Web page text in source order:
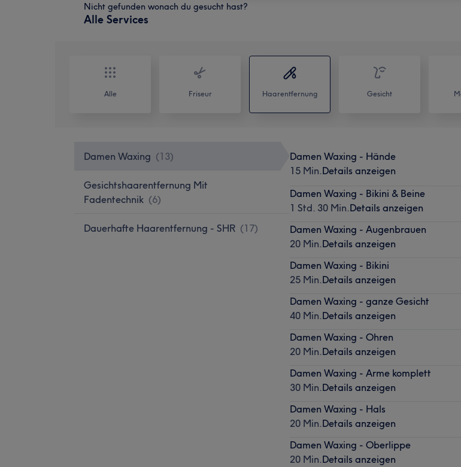
Nicht gefunden wonach du gesucht hast?
Alle Services
Alle Friseur Haarentfernung Gesicht
Damen Waxing (13)
Gesichtshaarentfernung Mit
Fadentechnik (6)
Dauerhafte Haarentfernung - SHR (17)
Damen Waxing - Hände
15 Min.Details anzeigen
Damen Waxing - Bikini & Beine
1 Std. 30 Min.Details anzeigen
Damen Waxing - Augenbrauen
20 Min.Details anzeigen
Damen Waxing - Bikini
25 Min.Details anzeigen
Damen Waxing - ganze Gesicht
40 Min.Details anzeigen
Damen Waxing - Ohren
20 Min.Details anzeigen
Damen Waxing - Arme komplett
30 Min.Details anzeigen
Damen Waxing - Hals
20 Min.Details anzeigen
Damen Waxing - Oberlippe
20 Min.Details anzeigen